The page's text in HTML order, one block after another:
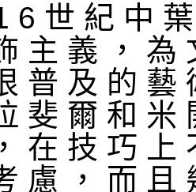
世 紀 中 葉
主 義 ， 為
普 及 的 藝
斐 爾 和 米
在 技 巧 上
慮 ， 而 且